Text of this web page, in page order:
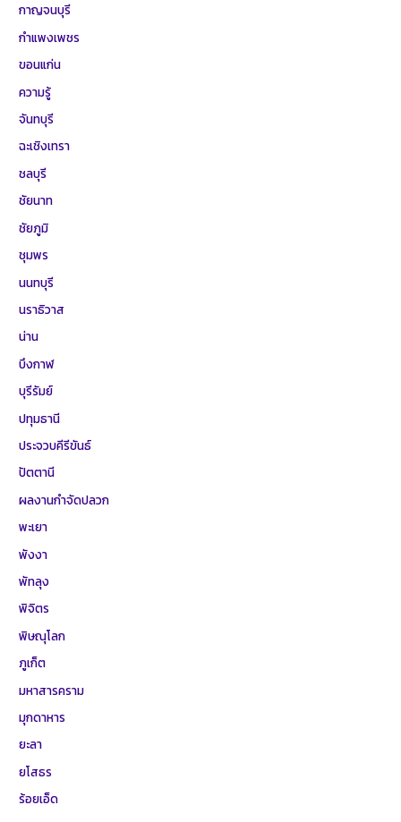
กาญจนบุรี
กำแพงเพชร
ขอนแก่น
ความรู้
จันทบุรี
ฉะเชิงเทรา
ชลบุรี
ชัยนาท
ชัยภูมิ
ชุมพร
นนทบุรี
นราธิวาส
น่าน
บึงกาฬ
บุรีรัมย์
ปทุมธานี
ประจวบคีรีขันธ์
ปัตตานี
ผลงานกำจัดปลวก
พะเยา
พังงา
พัทลุง
พิจิตร
พิษณุโลก
ภูเก็ต
มหาสารคราม
มุกดาหาร
ยะลา
ยโสธร
ร้อยเอ็ด